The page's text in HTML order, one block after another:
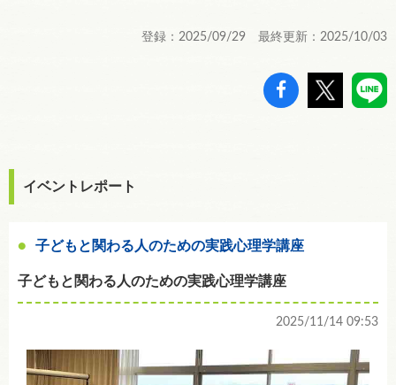
登録：2025/09/29 最終更新：2025/10/03
イベントレポート
子どもと関わる人のための実践心理学講座
子どもと関わる人のための実践心理学講座
2025/11/14 09:53